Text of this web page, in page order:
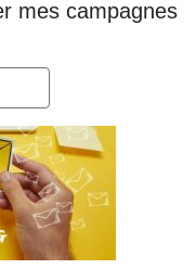
mes campagnes